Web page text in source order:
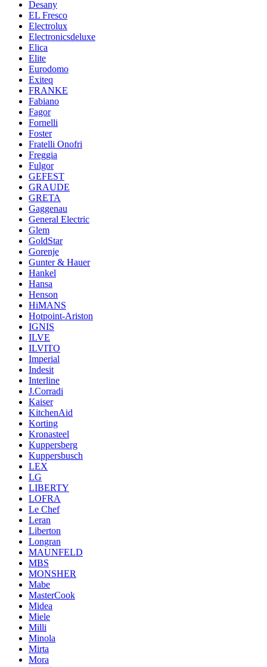
Desany
EL Fresco
Electrolux
Electronicsdeluxe
Elica
Elite
Eurodomo
Exiteq
FRANKE
Fabiano
Fagor
Fornelli
Foster
Fratelli Onofri
Freggia
Fulgor
GEFEST
GRAUDE
GRETA
Gaggenau
General Electric
Glem
GoldStar
Gorenje
Gunter & Hauer
Hankel
Hansa
Henson
HiMANS
Hotpoint-Ariston
IGNIS
ILVE
ILVITO
Imperial
Indesit
Interline
J.Corradi
Kaiser
KitchenAid
Korting
Kronasteel
Kuppersberg
Kuppersbusch
LEX
LG
LIBERTY
LOFRA
Le Chef
Leran
Liberton
Longran
MAUNFELD
MBS
MONSHER
Mabe
MasterCook
Midea
Miele
Milli
Minola
Mirta
Mora